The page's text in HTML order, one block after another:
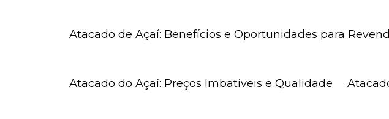
Atacado de Açaí: Benefícios e Oportunidades para
Atacado do Açaí: Preços Imbatíveis e Qualidade